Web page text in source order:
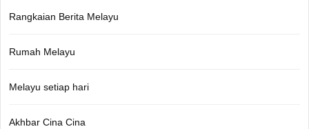
Rangkaian Berita Melayu
Rumah Melayu
Melayu setiap hari
Akhbar Cina Cina